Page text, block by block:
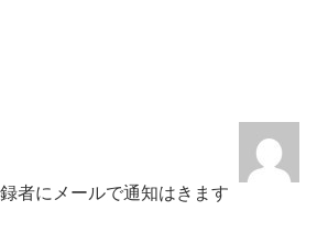
者にメールで通知はきます